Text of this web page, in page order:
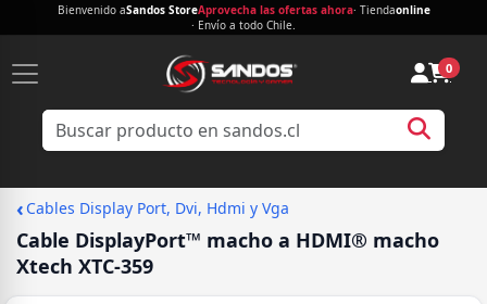
Bienvenido aSandos StoreAprovecha las ofertas ahora· Tiendaonline
· Envío a todo Chile.
0
‹ Cables Display Port, Dvi, Hdmi y Vga
Cable DisplayPort™ macho a HDMI® macho
Xtech XTC-359